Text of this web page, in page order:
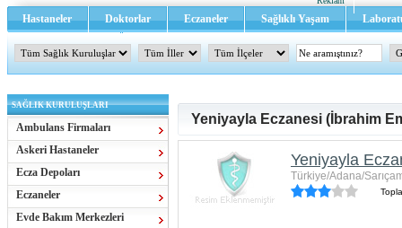
Hastaneler Doktorlar Eczaneler Sağlıklı Yaşam
Sağlık TV - Video İletişim
SAĞLIK KURULUŞLARI
Ambulans Firmaları
Askeri Hastaneler
Ecza Depoları
Eczaneler
Evde Bakım Merkezleri
Yeniyayla Eczanesi (İbrahim
Yeniyayla
Türkiye/Adana/